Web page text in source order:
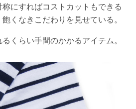
にすればコストカットもできる
くなきこだわりを見せている。
くらい手間のかかるアイテム。